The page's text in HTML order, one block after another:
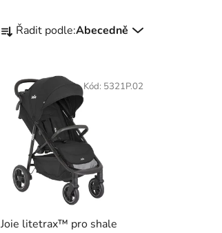
a
k
Řadit podle:Abecedně
Joie litetrax™ pro shale
Kód: 5321P.02